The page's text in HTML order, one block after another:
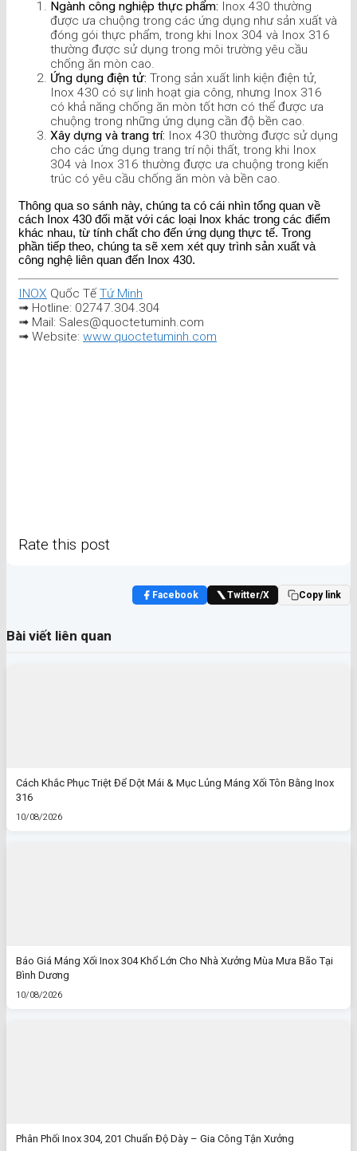
Ngành công nghiệp thực phẩm: Inox 430 thường
được ưa chuộng trong các ứng dụng như sản xuất và
đóng gói thực phẩm, trong khi Inox 304 và Inox 316
thường được sử dụng trong môi trường yêu cầu
chống ăn mòn cao.
Ứng dụng điện tử: Trong sản xuất linh kiện điện tử,
Inox 430 có sự linh hoạt gia công, nhưng Inox 316
có khả năng chống ăn mòn tốt hơn có thể được ưa
chuộng trong những ứng dụng cần độ bền cao.
Xây dựng và trang trí: Inox 430 thường được sử dụng
cho các ứng dụng trang trí nội thất, trong khi Inox
304 và Inox 316 thường được ưa chuộng trong kiến
trúc có yêu cầu chống ăn mòn và bền cao.
Thông qua so sánh này, chúng ta có cái nhìn tổng quan về
cách Inox 430 đối mặt với các loại Inox khác trong các điểm
khác nhau, từ tính chất cho đến ứng dụng thực tế. Trong
phần tiếp theo, chúng ta sẽ xem xét quy trình sản xuất và
công nghệ liên quan đến Inox 430.
INOX Quốc Tế Tứ Minh
➟ Hotline: 02747.304.304
➟ Mail: Sales@quoctetuminh.com
➟ Website: www.quoctetuminh.com
Rate this post
Facebook Twitter/X Copy link
Bài viết liên quan
Cách Khắc Phục Triệt Để Dột Mái & Mục Lủng Máng Xối Tôn Bằng Inox
316
10/08/2026
Báo Giá Máng Xối Inox 304 Khổ Lớn Cho Nhà Xưởng Mùa Mưa Bão Tại
Bình Dương
10/08/2026
Phân Phối Inox 304, 201 Chuẩn Độ Dày – Gia Công Tận Xưởng